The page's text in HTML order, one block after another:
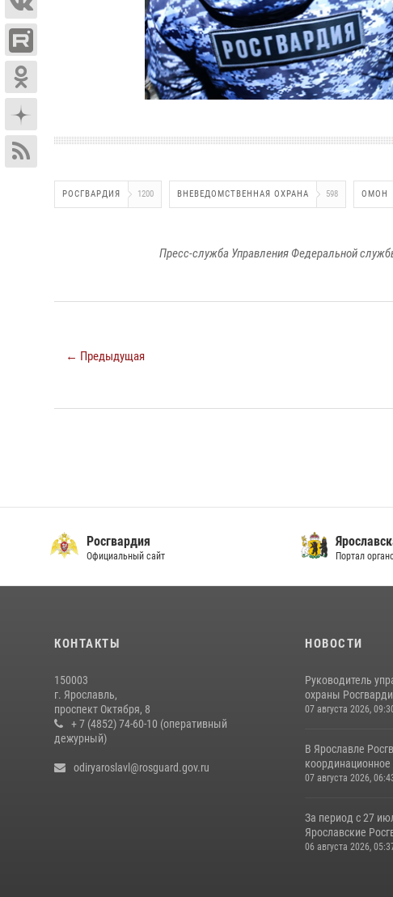
РОСГВАРДИЯ 1200 ВНЕВЕДОМСТВЕННАЯ ОХРАНА 598 ОМОН
Пресс-служба Управления Федеральной
← Предыдущая
Росгвардия
Официальный сайт Портал
КОНТАКТЫ
150003
г. Ярославль,
проспект Октября, 8
+ 7 (4852) 74-60-10 (оперативный
дежурный)
odiryaroslavl@rosguard.gov.ru
НОВОСТИ
Руководитель
охраны
07 августа 2026,
В Ярославле
07 августа 2026,
За период с 27
Ярославские
06 августа 2026,